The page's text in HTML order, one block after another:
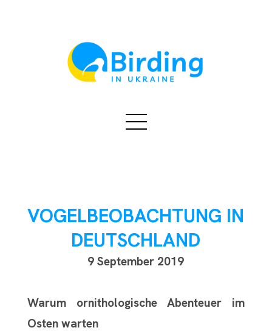
VOGELBEOBACHTUNG IN
DEUTSCHLAND
9 September 2019
Warum ornithologische Abenteuer im
Osten warten